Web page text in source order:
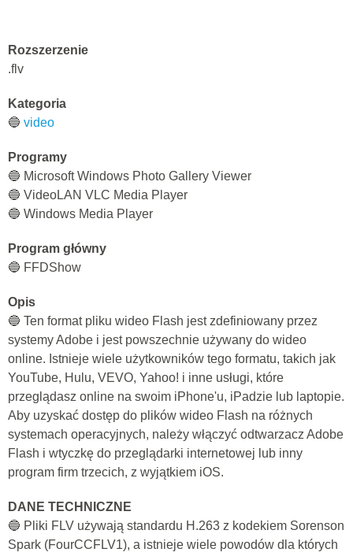
Rozszerzenie
.flv
Kategoria
🔵 video
Programy
🔵 Microsoft Windows Photo Gallery Viewer
🔵 VideoLAN VLC Media Player
🔵 Windows Media Player
Program główny
🔵 FFDShow
Opis
🔵 Ten format pliku wideo Flash jest zdefiniowany przez
systemy Adobe i jest powszechnie używany do wideo
online. Istnieje wiele użytkowników tego formatu, takich jak
YouTube, Hulu, VEVO, Yahoo! i inne usługi, które
przeglądasz online na swoim iPhone'u, iPadzie lub laptopie.
Aby uzyskać dostęp do plików wideo Flash na różnych
systemach operacyjnych, należy włączyć odtwarzacz Adobe
Flash i wtyczkę do przeglądarki internetowej lub inny
program firm trzecich, z wyjątkiem iOS.
DANE TECHNICZNE
🔵 Pliki FLV używają standardu H.263 z kodekiem Sorenson
Spark (FourCCFLV1), a istnieje wiele powodów dla których